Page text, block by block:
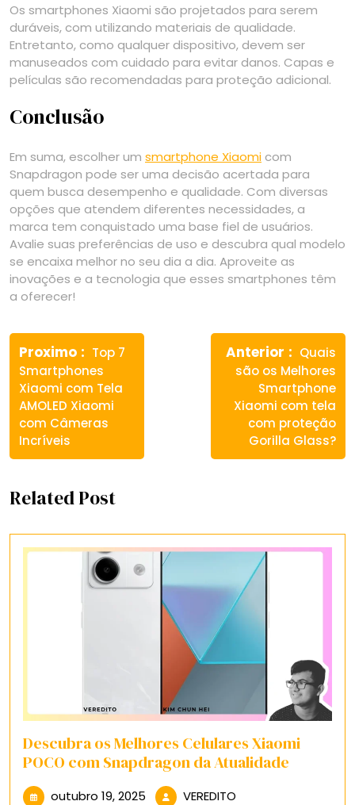
Os smartphones Xiaomi são projetados para serem
duráveis, com utilizando materiais de qualidade.
Entretanto, como qualquer dispositivo, devem ser
manuseados com cuidado para evitar danos. Capas e
películas são recomendadas para proteção adicional.
Conclusão
Em suma, escolher um smartphone Xiaomi com
Snapdragon pode ser uma decisão acertada para
quem busca desempenho e qualidade. Com diversas
opções que atendem diferentes necessidades, a
marca tem conquistado uma base fiel de usuários.
Avalie suas preferências de uso e descubra qual modelo
se encaixa melhor no seu dia a dia. Aproveite as
inovações e a tecnologia que esses smartphones têm
a oferecer!
Navegação
de
Post
Proximo
Previous
post:
Top 7
Smartphones
Xiaomi com Tela
AMOLED Xiaomi
com Câmeras
Incríveis
Anterior
Next
post:
Quais
são os Melhores
Smartphone
Xiaomi com tela
com proteção
Gorilla Glass?
Related Post
Descubra os Melhores Celulares Xiaomi
POCO com Snapdragon da Atualidade
outubro 19, 2025 outubroVEREDITO